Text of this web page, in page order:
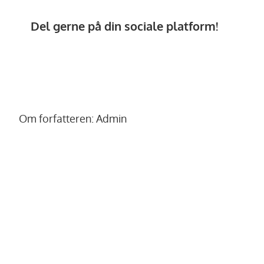
Del gerne på din sociale platform!
Om forfatteren: Admin